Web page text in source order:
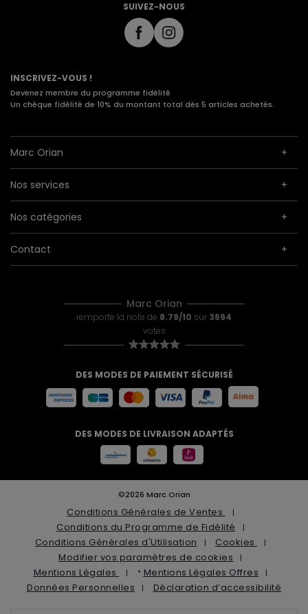
SUIVEZ-NOUS
INSCRIVEZ-VOUS !
Devenez membre du programme fidélité
Un chèque fidélité de 10% du montant total dès 5 articles achetés.
Marc Orian
Nos services
Nos catégories
Contact
Marc Orian
remporte la note de 8.79/10 sur 3694
votes
DES MODES DE PAIEMENT SÉCURISÉ
DES MODES DE LIVRAISON ADAPTÉS
©2026 Marc Orian
Conditions Générales de Ventes
Conditions du Programme de Fidélité
Conditions Générales d'Utilisation
Cookies
Modifier vos paramètres de cookies
Mentions Légales
* Mentions Légales Offres
Données Personnelles
Déclaration d’accessibilité